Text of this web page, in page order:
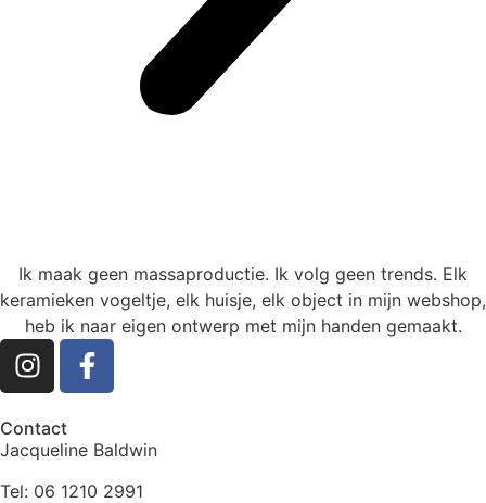
Ik maak geen massaproductie. Ik volg geen trends. Elk
keramieken vogeltje, elk huisje, elk object in mijn webshop,
heb ik naar eigen ontwerp met mijn handen gemaakt.
Contact
Jacqueline Baldwin
Tel: 06 1210 2991